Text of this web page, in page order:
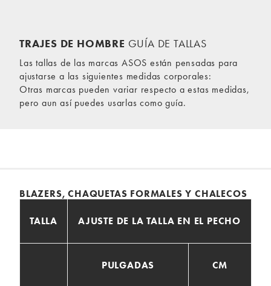
TRAJES DE HOMBRE GUÍA DE TALLAS
Las tallas de las marcas ASOS están pensadas para
ajustarse a las siguientes medidas corporales:
Otras marcas pueden variar respecto a estas medidas,
pero aun así puedes usarlas como guía.
BLAZERS, CHAQUETAS FORMALES Y CHALECOS
TALLA AJUSTE DE LA TALLA EN EL PECHO
PULGADAS CM